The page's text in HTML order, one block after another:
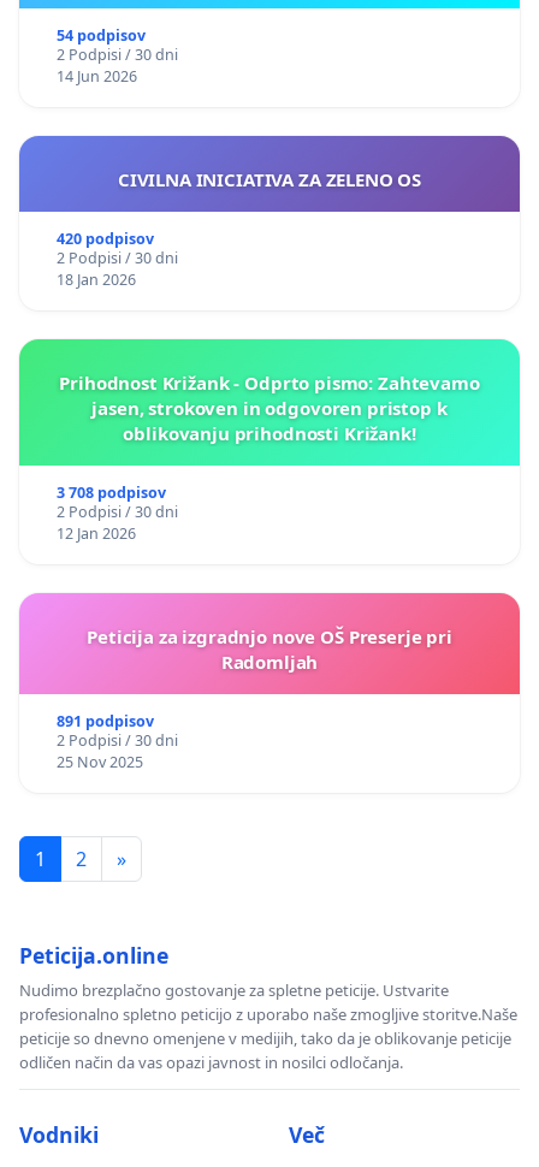
54 podpisov
2 Podpisi / 30 dni
14 Jun 2026
CIVILNA INICIATIVA ZA ZELENO OS
420 podpisov
2 Podpisi / 30 dni
18 Jan 2026
Prihodnost Križank - Odprto pismo: Zahtevamo
jasen, strokoven in odgovoren pristop k
oblikovanju prihodnosti Križank!
3 708 podpisov
2 Podpisi / 30 dni
12 Jan 2026
Peticija za izgradnjo nove OŠ Preserje pri
Radomljah
891 podpisov
2 Podpisi / 30 dni
25 Nov 2025
1 2 »
Peticija.online
Nudimo brezplačno gostovanje za spletne peticije. Ustvarite
profesionalno spletno peticijo z uporabo naše zmogljive storitve.Naše
peticije so dnevno omenjene v medijih, tako da je oblikovanje peticije
odličen način da vas opazi javnost in nosilci odločanja.
Vodniki Več